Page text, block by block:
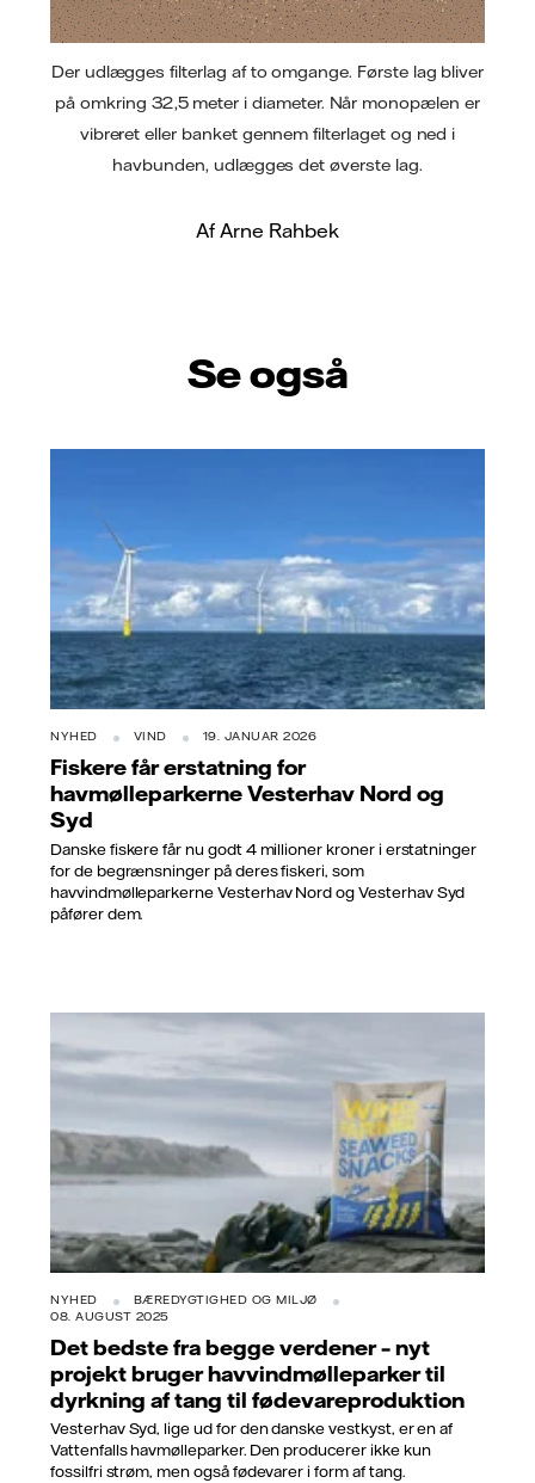
Der udlægges filterlag af to omgange. Første lag bliver
på omkring 32,5 meter i diameter. Når monopælen er
vibreret eller banket gennem filterlaget og ned i
havbunden, udlægges det øverste lag.
Af Arne Rahbek
Se også
NYHED VIND 19. JANUAR 2026
Fiskere får erstatning for
havmølleparkerne Vesterhav Nord og
Syd
Danske fiskere får nu godt 4 millioner kroner i erstatninger
for de begrænsninger på deres fiskeri, som
havvindmølleparkerne Vesterhav Nord og Vesterhav Syd
påfører dem.
NYHED
BÆREDYGTIGHED OG MILJØ
08. AUGUST 2025
Det bedste fra begge verdener – nyt
projekt bruger havvindmølleparker til
dyrkning af tang til fødevareproduktion
Vesterhav Syd, lige ud for den danske vestkyst, er en af
Vattenfalls havmølleparker. Den producerer ikke kun
fossilfri strøm, men også fødevarer i form af tang.